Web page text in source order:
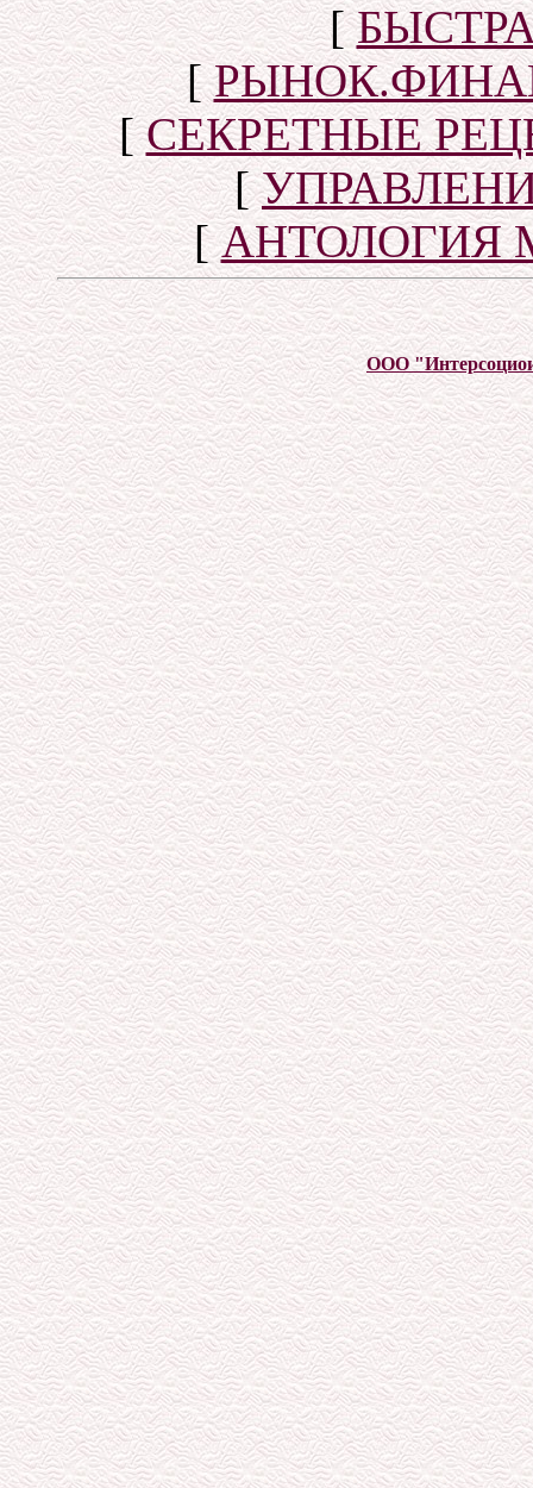
[
[
[СЕКРЕТНЫЕ
[
[АНТОЛОГИЯ
ООО